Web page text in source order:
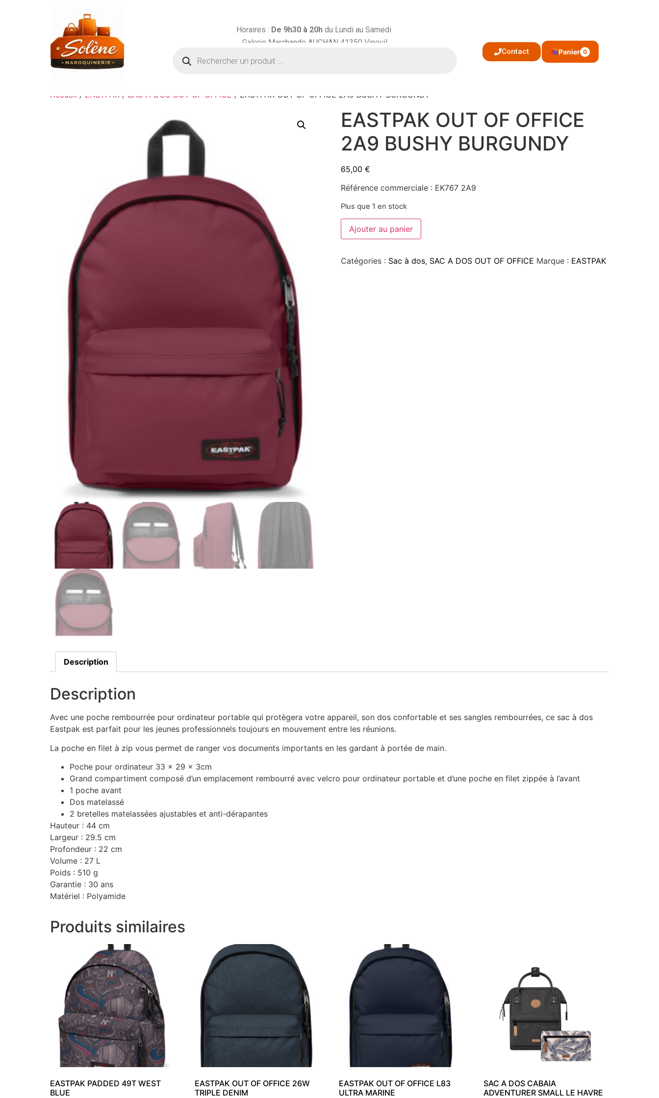
Horaires : De 9h30 à 20hdu Lundi au Samedi
Galerie Marchande AUCHAN 41350 Vineuil
Contact Panier 0
Accueil / EASTPAK / SAC A DOS OUT OF OFFICE / EASTPAK OUT OF OFFICE 2A9 BUSHY BURGUNDY
EASTPAK OUT OF OFFICE
2A9 BUSHY BURGUNDY
65,00 €
Référence commerciale : EK767 2A9
Plus que 1 en stock
Ajouter au panier
Catégories : Sac à dos, SAC A DOS OUT OF OFFICE Marque : EASTPAK
Description
Description
Avec une poche rembourrée pour ordinateur portable qui protègera votre appareil, son dos confortable et ses sangles rembourrées, ce sac à dos
Eastpak est parfait pour les jeunes professionnels toujours en mouvement entre les réunions.
La poche en filet à zip vous permet de ranger vos documents importants en les gardant à portée de main.
Poche pour ordinateur 33 x 29 x 3cm
Grand compartiment composé d’un emplacement rembourré avec velcro pour ordinateur portable et d’une poche en filet zippée à l’avant
1 poche avant
Dos matelassé
2 bretelles matelassées ajustables et anti-dérapantes
Hauteur : 44 cm
Largeur : 29.5 cm
Profondeur : 22 cm
Volume : 27 L
Poids : 510 g
Garantie : 30 ans
Matériel : Polyamide
Produits similaires
EASTPAK PADDED 49T WEST
BLUE
EASTPAK OUT OF OFFICE 26W
TRIPLE DENIM
EASTPAK OUT OF OFFICE L83
ULTRA MARINE
SAC A DOS CABAIA
ADVENTURER SMALL LE HAVRE